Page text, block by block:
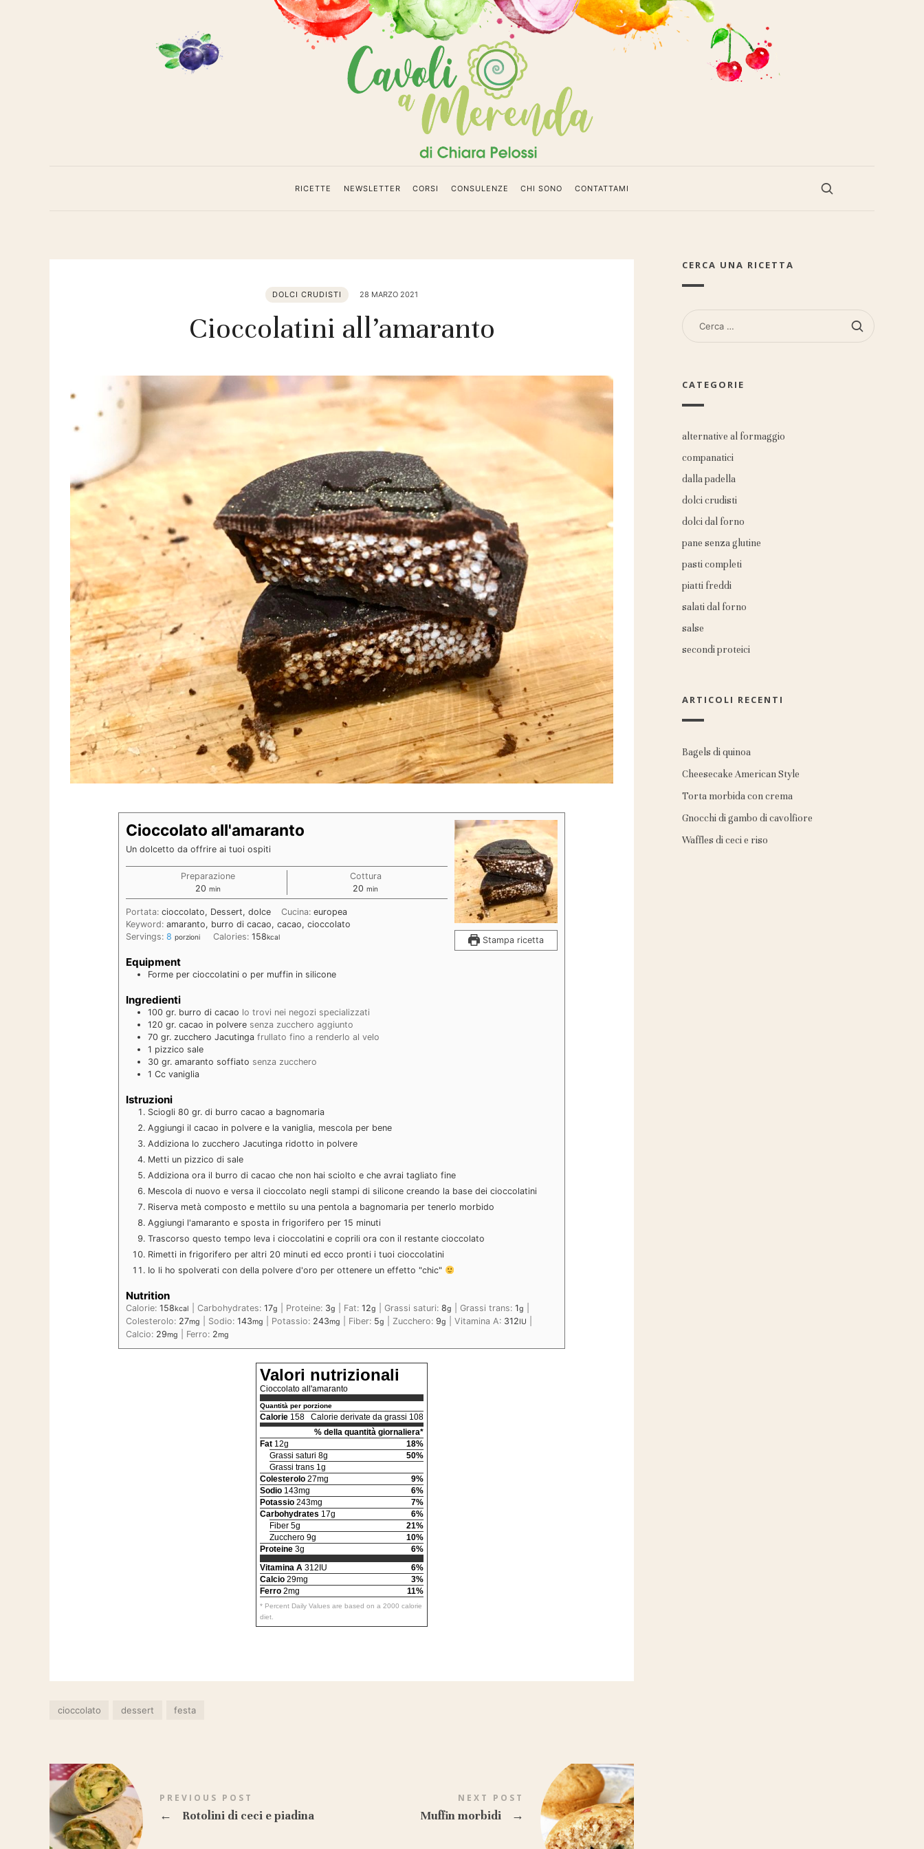
Cavoli
RICETTE NEWSLETTER CORSI CONSULENZE CHI SONO CONTATTAMI
DOLCI CRUDISTI 28 MARZO 2021
Cioccolatini all’amaranto
Stampa ricetta
Cioccolato all'amaranto
Un dolcetto da offrire ai tuoi ospiti
Preparazione
20minuti
min
Cottura
20 minuti
min
Portata: cioccolato, Dessert, dolce Cucina:europea
Keyword: amaranto, burro di cacao, cacao, cioccolato
Servings: 8 porzioni Calories:158kcal
Equipment
Forme per cioccolatini o per muffin in silicone
Ingredienti
100 gr. burro di cacao lo trovi nei negozi specializzati
120 gr. cacao in polvere senza zucchero aggiunto
70 gr. zucchero Jacutinga frullato fino a renderlo al velo
1 pizzico sale
30 gr. amaranto soffiato senza zucchero
1 Cc vaniglia
Istruzioni
Sciogli 80 gr. di burro cacao a bagnomaria
Aggiungi il cacao in polvere e la vaniglia, mescola per bene
Addiziona lo zucchero Jacutinga ridotto in polvere
Metti un pizzico di sale
Addiziona ora il burro di cacao che non hai sciolto e che avrai tagliato fine
Mescola di nuovo e versa il cioccolato negli stampi di silicone creando la base dei cioccolatini
Riserva metà composto e mettilo su una pentola a bagnomaria per tenerlo morbido
Aggiungi l'amaranto e sposta in frigorifero per 15 minuti
Trascorso questo tempo leva i cioccolatini e coprili ora con il restante cioccolato
Rimetti in frigorifero per altri 20 minuti ed ecco pronti i tuoi cioccolatini
Io li ho spolverati con della polvere d'oro per ottenere un effetto "chic"
Nutrition
Calorie: 158kcal Carbohydrates: 17g Proteine: 3g Fat: 12g Grassi saturi: 8g Grassi trans: 1g
Colesterolo: 27mg Sodio: 143mg Potassio: 243mg Fiber: 5g Zucchero: 9g Vitamina A: 312IU
Calcio: 29mg Ferro: 2mg
Valori nutrizionali
Cioccolato all'amaranto
Quantità per porzione
Calorie 158
Calorie derivate da grassi 108
% della quantità giornaliera*
Fat 12g
18%
Grassi saturi 8g
50%
Grassi trans 1g
Colesterolo 27mg
9%
Sodio 143mg
6%
Potassio 243mg
7%
Carbohydrates 17g
6%
Fiber 5g
21%
Zucchero 9g
10%
Proteine 3g
6%
Vitamina A 312IU
6%
Calcio 29mg
3%
Ferro 2mg 11%
* Percent Daily Values are based on a 2000 calorie
diet.
cioccolato dessert festa
PREVIOUS POST
← Rotolini di ceci e piadina
NEXT POST
Muffin morbidi →
CERCA UNA RICETTA
RICERCA
PER:
CATEGORIE
alternative al formaggio
companatici
dalla padella
dolci crudisti
dolci dal forno
pane senza glutine
pasti completi
piatti freddi
salati dal forno
salse
secondi proteici
ARTICOLI RECENTI
Bagels di quinoa
Cheesecake American Style
Torta morbida con crema
Gnocchi di gambo di cavolfiore
Waffles di ceci e riso